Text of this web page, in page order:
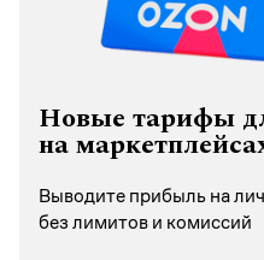
Новые тарифы
на
Выводите прибыль на
без лимитов и комиссий